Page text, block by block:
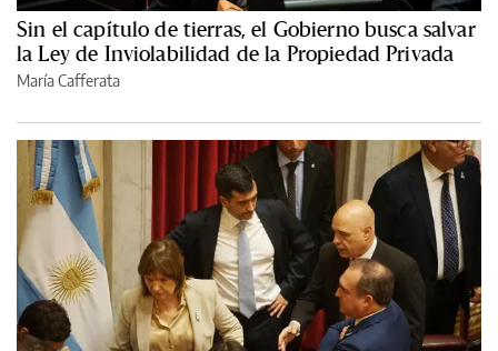
Sin el capítulo de tierras, el Gobierno busca salvar
la Ley de Inviolabilidad de la Propiedad Privada
María Cafferata